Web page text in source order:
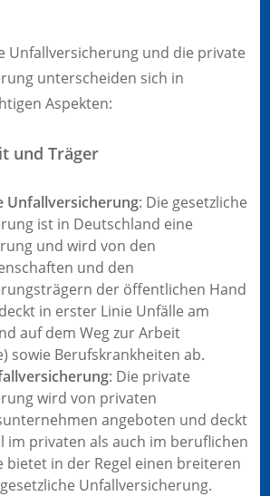
Unfallversicherung und die private
unterscheiden sich in
Aspekten:
und Träger
Unfallversicherung: Die gesetzliche
ist in Deutschland eine
und wird von den
und den
der öffentlichen Hand
in erster Linie Unfälle am
auf dem Weg zur Arbeit
sowie Berufskrankheiten ab.
: Die private
wird von privaten
angeboten und deckt
im privaten als auch im beruflichen
bietet in der Regel einen breiteren
Unfallversicherung.